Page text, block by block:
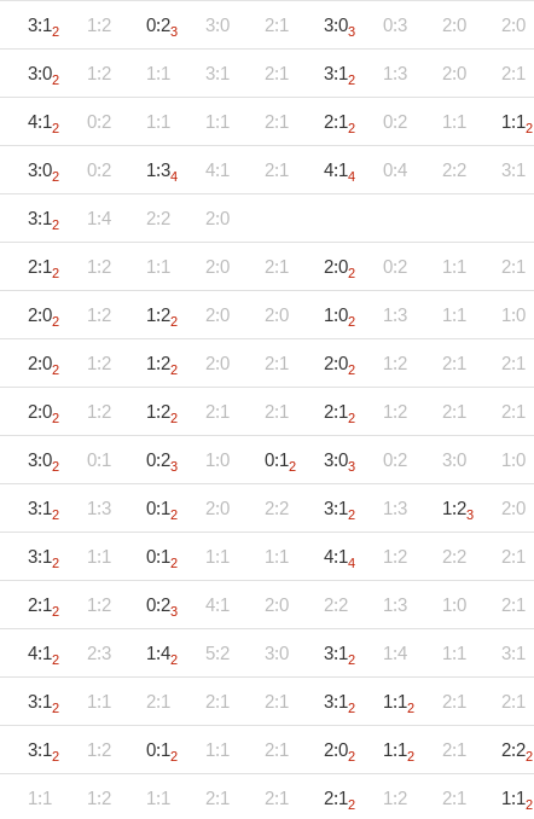
3:12 1:2 0:23 3:0 2:1 3:03 0:3 2:0 2:0
3:02 1:2 1:1 3:1 2:1 3:12 1:3 2:0 2:1
4:12 0:2 1:1 1:1 2:1 2:12 0:2 1:1 1:12
3:02 0:2 1:34 4:1 2:1 4:14 0:4 2:2 3:1
3:12 1:4 2:2 2:0
2:12 1:2 1:1 2:0 2:1 2:02 0:2 1:1 2:1
2:02 1:2 1:22 2:0 2:0 1:02 1:3 1:1 1:0
2:02 1:2 1:22 2:0 2:1 2:02 1:2 2:1 2:1
2:02 1:2 1:22 2:1 2:1 2:12 1:2 2:1 2:1
3:02 0:1 0:23 1:0 0:12 3:03 0:2 3:0 1:0
3:12 1:3 0:12 2:0 2:2 3:12 1:3 1:23 2:0
3:12 1:1 0:12 1:1 1:1 4:14 1:2 2:2 2:1
2:12 1:2 0:23 4:1 2:0 2:2 1:3 1:0 2:1
4:12 2:3 1:42 5:2 3:0 3:12 1:4 1:1 3:1
3:12 1:1 2:1 2:1 2:1 3:12 1:12 2:1 2:1
3:12 1:2 0:12 1:1 2:1 2:02 1:12 2:1 2:22
1:1 1:2 1:1 2:1 2:1 2:12 1:2 2:1 1:12